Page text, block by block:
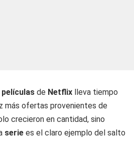
de Netflix lleva tiempo
más ofertas provenientes de
crecieron en cantidad, sino
serie es el claro ejemplo del salto